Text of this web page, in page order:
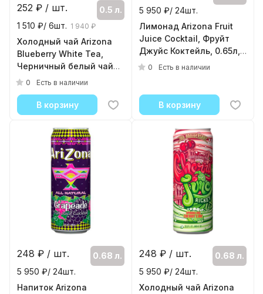
252 ₽ / шт.
0.5 л.
1 510 ₽/ 6шт. 1 940 ₽
Холодный чай Arizona
Blueberry White Tea,
Черничный белый чай
0,5л, пластик
0 Есть в наличии
В корзину
5 950 ₽/ 24шт.
Лимонад Arizona Fruit
Juice Cocktail, Фруйт
Джуйс Коктейль, 0.65л,
банка
0 Есть в наличии
В корзину
248 ₽ / шт.
0.68 л.
5 950 ₽/ 24шт.
Напиток Arizona
248 ₽ / шт.
0.68 л.
5 950 ₽/ 24шт.
Холодный чай Arizona